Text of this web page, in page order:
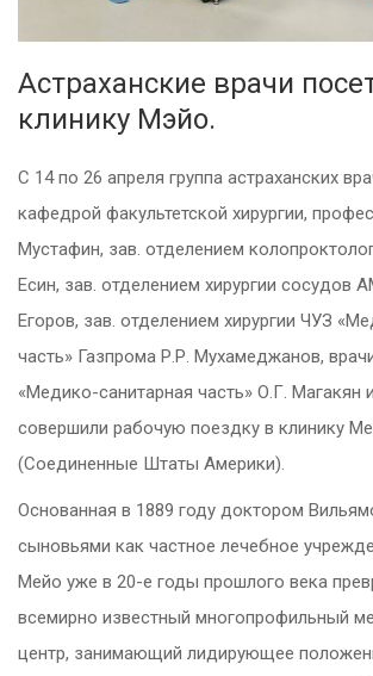
Астраханские врачи
клинику Мэйо.
С 14 по 26 апреля группа астраханских
кафедрой факультетской хирургии,
Мустафин, зав. отделением
Есин, зав. отделением хирургии сосудов
Егоров, зав. отделением хирургии ЧУЗ
часть» Газпрома Р.Р. Мухамеджанов,
«Медико-санитарная часть» О.Г. Магакян
совершили рабочую поездку в клинику
(Соединенные Штаты Америки).
Основанная в 1889 году доктором
сыновьями как частное лечебное
Мейо уже в 20-е годы прошлого века
всемирно известный многопрофильный
центр, занимающий лидирующее